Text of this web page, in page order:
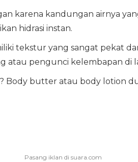
karena kandungan airnya
hidrasi instan.
tekstur yang sangat pekat
atau pengunci kelembapan di
Body butter atau body lotion